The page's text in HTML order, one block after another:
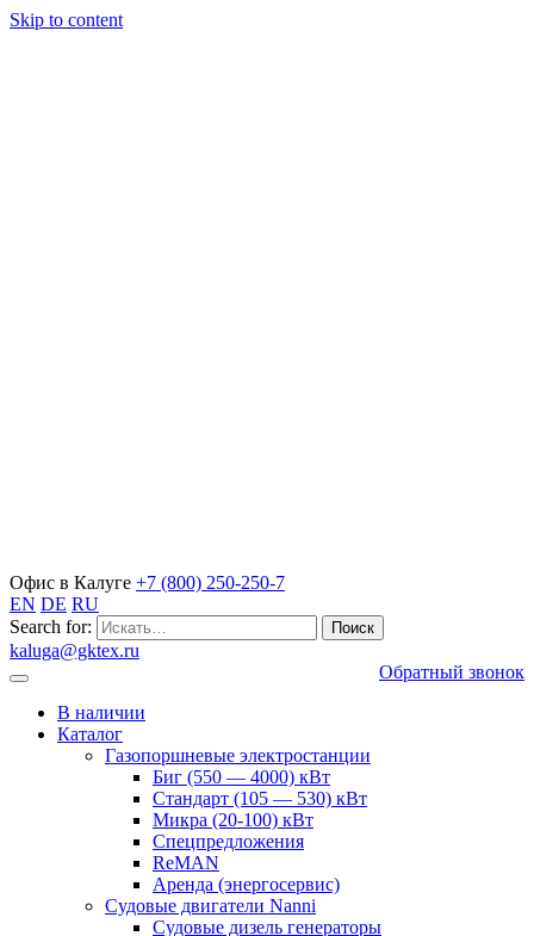
Skip to content
Офис в Калуге +7 (800) 250-250-7
EN DE RU
Search for:
kaluga@gktex.ru
Обратный звонок
В наличии
Каталог
Газопоршневые электростанции
Биг (550 — 4000) кВт
Стандарт (105 — 530) кВт
Микра (20-100) кВт
Спецпредложения
ReMAN
Аренда (энергосервис)
Судовые двигатели Nanni
Судовые дизель генераторы